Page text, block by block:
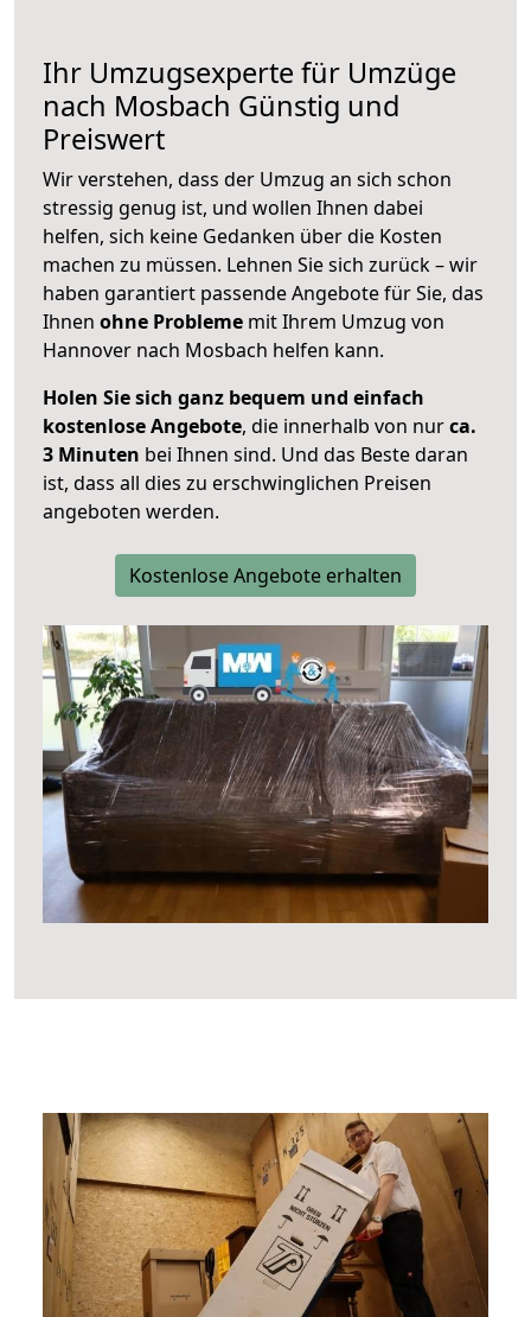
Ihr Umzugsexperte für Umzüge
nach Mosbach Günstig und
Preiswert
Wir verstehen, dass der Umzug an sich schon
stressig genug ist, und wollen Ihnen dabei
helfen, sich keine Gedanken über die Kosten
machen zu müssen. Lehnen Sie sich zurück – wir
haben garantiert passende Angebote für Sie, das
Ihnen ohne Probleme mit Ihrem Umzug von
Hannover nach Mosbach helfen kann.
Holen Sie sich ganz bequem und einfach
kostenlose Angebote, die innerhalb von nurca.
3 Minuten bei Ihnen sind. Und das Beste daran
ist, dass all dies zu erschwinglichen Preisen
angeboten werden.
Kostenlose Angebote erhalten